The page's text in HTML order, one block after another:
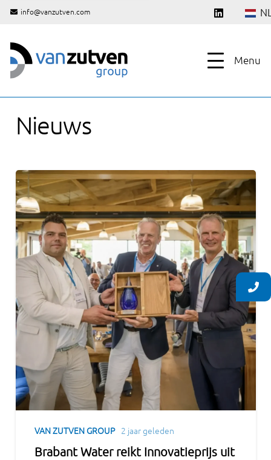
info@vanzutven.com
Menu
Nieuws
VAN ZUTVEN GROUP 2 jaar geleden
Brabant Water reikt Innovatieprijs uit